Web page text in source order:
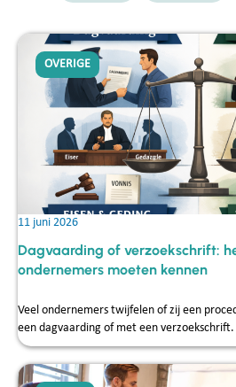
OVERIGE
11 juni 2026
Dagvaarding of verzoekschrift:
ondernemers moeten kennen
Veel ondernemers twijfelen of zij een
een dagvaarding of met een